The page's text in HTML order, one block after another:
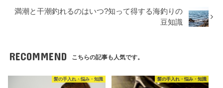
満潮と干潮釣れるのはいつ?知って得する海釣りの
豆知識
RECOMMEND こちらの記事も人気です。
髪の手入れ・悩み・知識 髪の手入れ・悩み・知識